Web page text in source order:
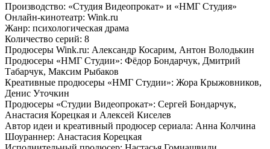
Производство: «Студия Видеопрокат» и «НМГ Студия»
Онлайн-кинотеатр: Wink.ru
Жанр: психологическая драма
Количество серий: 8
Продюсеры Wink.ru: Александр Косарим, Антон Володькин
Продюсеры «НМГ Студии»: Фёдор Бондарчук, Дмитрий
Табарчук, Максим Рыбаков
Креативные продюсеры «НМГ Студии»: Жора Крыжовников,
Денис Уточкин
Продюсеры «Студии Видеопрокат»: Сергей Бондарчук,
Анастасия Корецкая и Алексей Киселев
Автор идеи и креативный продюсер сериала: Анна Колчина
Шоураннер: Анастасия Корецкая